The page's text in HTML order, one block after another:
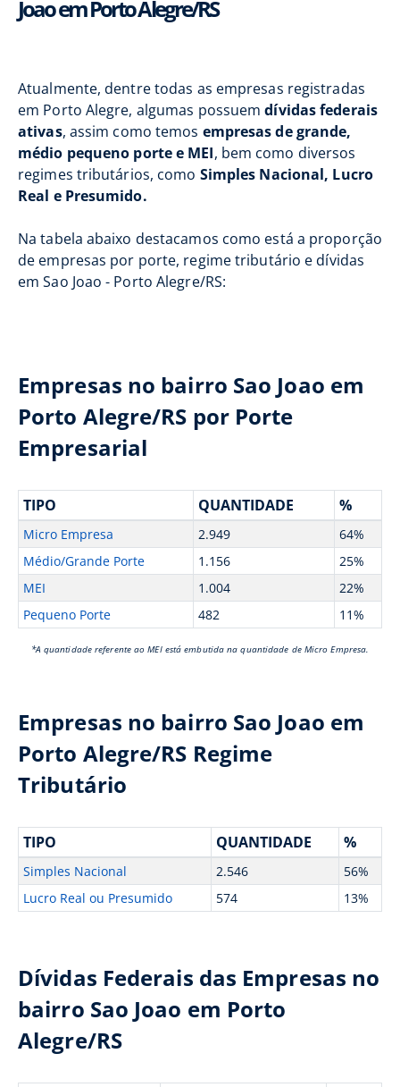
Joao em Porto Alegre/RS
Atualmente, dentre todas as empresas registradas
em Porto Alegre, algumas possuemdívidas federais
ativas, assim como temos empresas de grande,
médio pequeno porte e MEI, bem como diversos
regimes tributários, como Simples Nacional, Lucro
Real e Presumido.
Na tabela abaixo destacamos como está a proporção
de empresas por porte, regime tributário e dívidas
em Sao Joao - Porto Alegre/RS:
Empresas no bairro Sao Joao em
Porto Alegre/RS por Porte
Empresarial
TIPO QUANTIDADE %
Micro Empresa 2.949
64%
Médio/Grande Porte
1.156
25%
MEI
1.004
22%
Pequeno Porte
482 11%
*A quantidade referente ao MEI está embutida na quantidade de Micro Empresa.
Empresas no bairro Sao Joao em
Porto Alegre/RS Regime
Tributário
TIPO QUANTIDADE %
Simples Nacional 2.546
56%
Lucro Real ou Presumido
574 13%
Dívidas Federais das Empresas no
bairro Sao Joao em Porto
Alegre/RS